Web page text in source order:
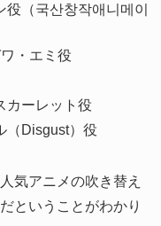
役（국산창작애니메이
・エミ役
カーレット役
（Disgust）役
気アニメの吹き替え
ということがわかり